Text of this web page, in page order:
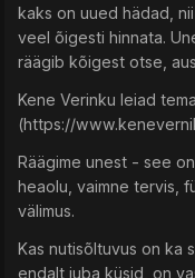
kaks on uued hädad,
veel õigesti hinnata.
räägib kõigest otse,
Kene Verinku leiad
(https://
Räägime unest - see
heaolu, vaimne tervis,
välimus.
Kas nutisõltuvus on ka
endalt juba küsid, on